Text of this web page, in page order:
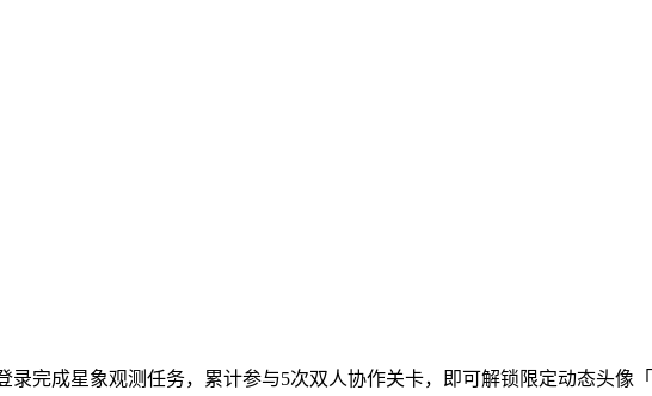
完成星象观测任务，累计参与5次双人协作关卡，即可解锁限定动态头像